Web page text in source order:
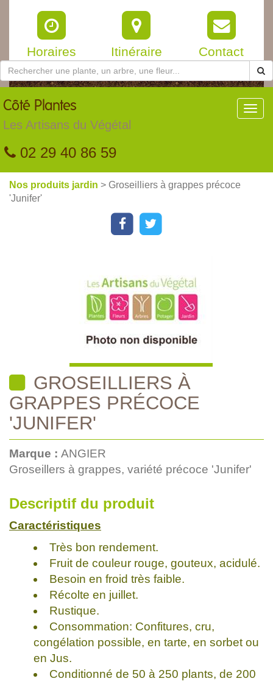
Horaires Itinéraire Contact
Côté Plantes
Les Artisans du Végétal
02 29 40 86 59
Nos produits jardin > Groseilliers à grappes précoce
'Junifer'
GROSEILLIERS À
GRAPPES PRÉCOCE
'JUNIFER'
Marque : ANGIER
Groseillers à grappes, variété précoce 'Junifer'
Descriptif du produit
Caractéristiques
Très bon rendement.
Fruit de couleur rouge, gouteux, acidulé.
Besoin en froid très faible.
Récolte en juillet.
Rustique.
Consommation: Confitures, cru,
congélation possible, en tarte, en sorbet ou
en Jus.
Conditionné de 50 à 250 plants, de 200